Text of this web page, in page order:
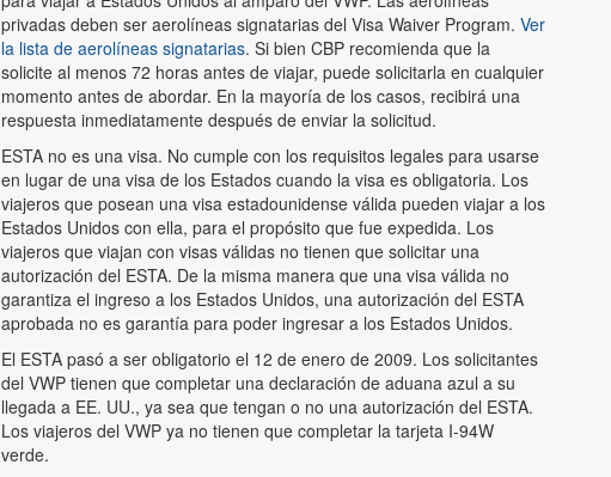
privadas deben ser aerolíneas signatarias del Visa Waiver Program. Ver
la lista de aerolíneas signatarias. Si bien CBP recomienda que la
solicite al menos 72 horas antes de viajar, puede solicitarla en cualquier
momento antes de abordar. En la mayoría de los casos, recibirá una
respuesta inmediatamente después de enviar la solicitud.
ESTA no es una visa. No cumple con los requisitos legales para usarse
en lugar de una visa de los Estados cuando la visa es obligatoria. Los
viajeros que posean una visa estadounidense válida pueden viajar a los
Estados Unidos con ella, para el propósito que fue expedida. Los
viajeros que viajan con visas válidas no tienen que solicitar una
autorización del ESTA. De la misma manera que una visa válida no
garantiza el ingreso a los Estados Unidos, una autorización del ESTA
aprobada no es garantía para poder ingresar a los Estados Unidos.
El ESTA pasó a ser obligatorio el 12 de enero de 2009. Los solicitantes
del VWP tienen que completar una declaración de aduana azul a su
llegada a EE. UU., ya sea que tengan o no una autorización del ESTA.
Los viajeros del VWP ya no tienen que completar la tarjeta I-94W
verde.